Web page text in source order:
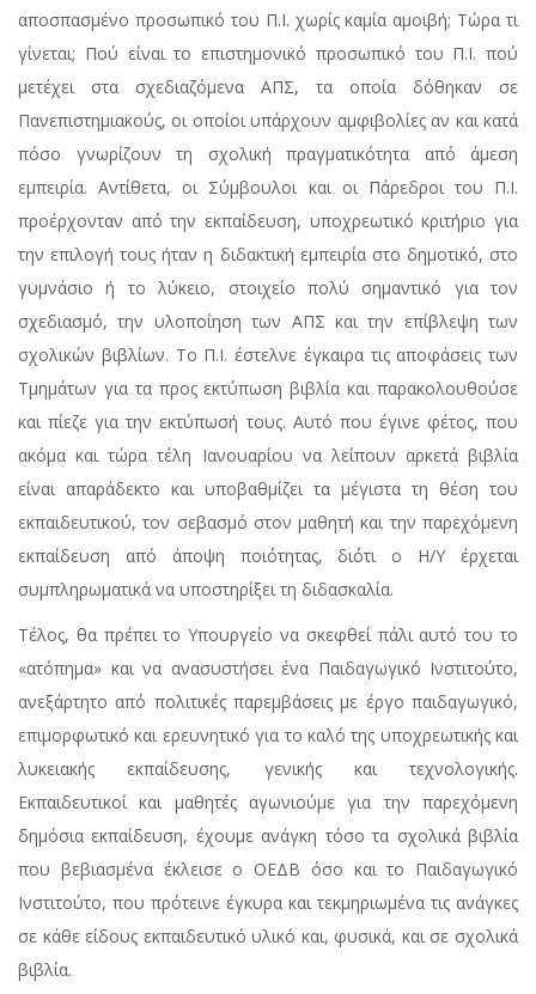
αποσπασμένο προσωπικό του Π.Ι. χωρίς καμία αμοιβή; Τώρα τι
γίνεται; Πού είναι το επιστημονικό προσωπικό του Π.Ι. πού
μετέχει στα σχεδιαζόμενα ΑΠΣ, τα οποία δόθηκαν σε
Πανεπιστημιακούς, οι οποίοι υπάρχουν αμφιβολίες αν και κατά
πόσο γνωρίζουν τη σχολική πραγματικότητα από άμεση
εμπειρία. Αντίθετα, οι Σύμβουλοι και οι Πάρεδροι του Π.Ι.
προέρχονταν από την εκπαίδευση, υποχρεωτικό κριτήριο για
την επιλογή τους ήταν η διδακτική εμπειρία στο δημοτικό, στο
γυμνάσιο ή το λύκειο, στοιχείο πολύ σημαντικό για τον
σχεδιασμό, την υλοποίηση των ΑΠΣ και την επίβλεψη των
σχολικών βιβλίων. Το Π.Ι. έστελνε έγκαιρα τις αποφάσεις των
Τμημάτων για τα προς εκτύπωση βιβλία και παρακολουθούσε
και πίεζε για την εκτύπωσή τους. Αυτό που έγινε φέτος, που
ακόμα και τώρα τέλη Ιανουαρίου να λείπουν αρκετά βιβλία
είναι απαράδεκτο και υποβαθμίζει τα μέγιστα τη θέση του
εκπαιδευτικού, τον σεβασμό στον μαθητή και την παρεχόμενη
εκπαίδευση από άποψη ποιότητας, διότι ο Η/Υ έρχεται
συμπληρωματικά να υποστηρίξει τη διδασκαλία.
Τέλος, θα πρέπει το Υπουργείο να σκεφθεί πάλι αυτό του το
«ατόπημα» και να ανασυστήσει ένα Παιδαγωγικό Ινστιτούτο,
ανεξάρτητο από πολιτικές παρεμβάσεις με έργο παιδαγωγικό,
επιμορφωτικό και ερευνητικό για το καλό της υποχρεωτικής και
λυκειακής εκπαίδευσης, γενικής και τεχνολογικής.
Εκπαιδευτικοί και μαθητές αγωνιούμε για την παρεχόμενη
δημόσια εκπαίδευση, έχουμε ανάγκη τόσο τα σχολικά βιβλία
που βεβιασμένα έκλεισε ο ΟΕΔΒ όσο και το Παιδαγωγικό
Ινστιτούτο, που πρότεινε έγκυρα και τεκμηριωμένα τις ανάγκες
σε κάθε είδους εκπαιδευτικό υλικό και, φυσικά, και σε σχολικά
βιβλία.